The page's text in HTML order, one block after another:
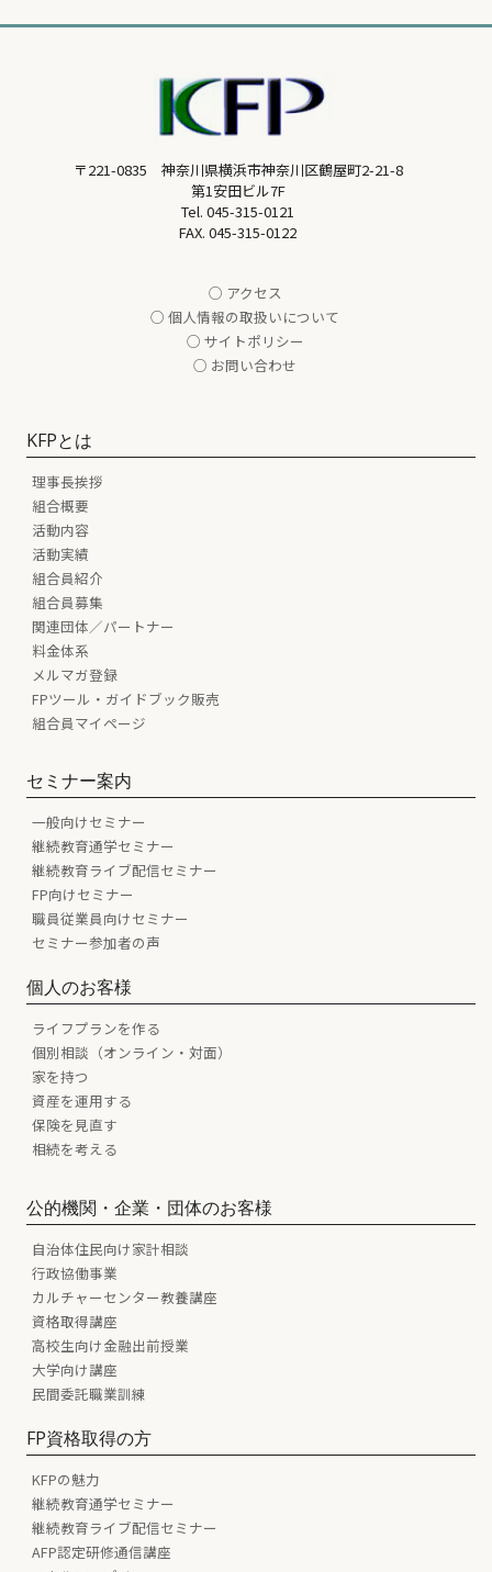
〒221-0835 神奈川県横浜市神奈川区鶴屋町2-21-8
第1安田ビル7F
Tel. 045-315-0121
FAX. 045-315-0122
○ アクセス
○ 個人情報の取扱いについて
○ サイトポリシー
○ お問い合わせ
KFPとは
理事長挨拶
組合概要
活動内容
活動実績
組合員紹介
組合員募集
関連団体／パートナー
料金体系
メルマガ登録
FPツール・ガイドブック販売
組合員マイページ
セミナー案内
一般向けセミナー
継続教育通学セミナー
継続教育ライブ配信セミナー
FP向けセミナー
職員従業員向けセミナー
セミナー参加者の声
個人のお客様
ライフプランを作る
個別相談（オンライン・対面）
家を持つ
資産を運用する
保険を見直す
相続を考える
公的機関・企業・団体のお客様
自治体住民向け家計相談
行政協働事業
カルチャーセンター教養講座
資格取得講座
高校生向け金融出前授業
大学向け講座
民間委託職業訓練
FP資格取得の方
KFPの魅力
継続教育通学セミナー
継続教育ライブ配信セミナー
AFP認定研修通信講座